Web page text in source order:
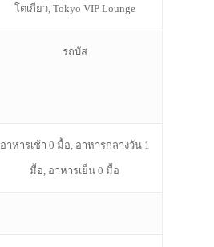
โตเกียว, Tokyo VIP Lounge
รถบัส
อาหารเช้า 0 มื้อ, อาหารกลางวัน 1
มื้อ, อาหารเย็น 0 มื้อ